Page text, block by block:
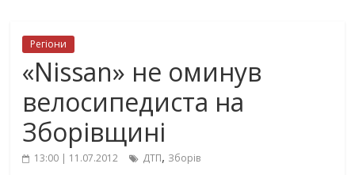
Регіони
«Nissan» не оминув
велосипедиста на
Зборівщині
13:00 | 11.07.2012 ДТП, Зборів